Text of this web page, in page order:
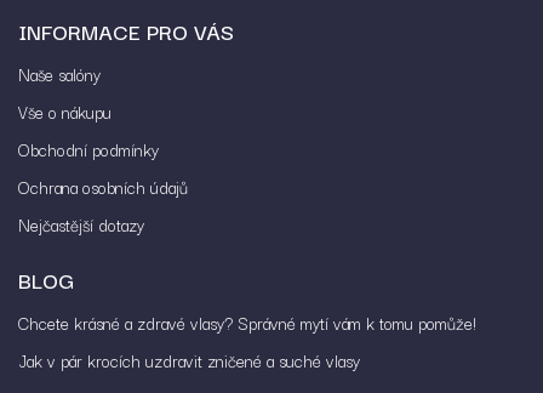
INFORMACE PRO VÁS
Naše salóny
Vše o nákupu
Obchodní podmínky
Ochrana osobních údajů
Nejčastější dotazy
BLOG
Chcete krásné a zdravé vlasy? Správné mytí vám k tomu pomůže!
Jak v pár krocích uzdravit zničené a suché vlasy